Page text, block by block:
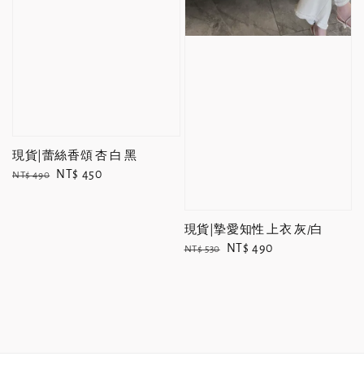
現貨|蕾絲香頌 杏 白 黑
Regular
NT$ 490
Sale
NT$ 450
現貨|摯愛知性 上衣 灰/白
Regular
NT$ 530
Sale
NT$ 490